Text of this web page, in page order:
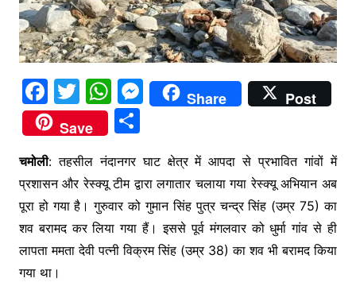
F
a
c
e
b
o
o
k
T
w
itt
er
W
h
at
s
A
p
p
M
e
s
e
n
g
Share
Post
Save
S
ar
e
चमोली: तहसील नंदानगर घाट क्षेत्र में आपदा से प्रभावित गांवों में
प्रशासन और रेस्क्यू टीम द्वारा लगातार चलाया गया रेस्क्यू अभियान अब
पूरा हो गया है। गुरुवार को गुमान सिंह पुत्र चन्द्र सिंह (उम्र 75) का
शव बरामद कर लिया गया हैं। इससे पूर्व मंगलवार को धुर्मा गांव से ही
लापता ममता देवी पत्नी विक्रम सिंह (उम्र 38) का शव भी बरामद किया
गया था।